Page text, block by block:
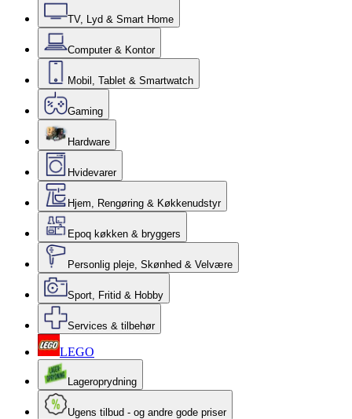
TV, Lyd & Smart Home
Computer & Kontor
Mobil, Tablet & Smartwatch
Gaming
Hardware
Hvidevarer
Hjem, Rengøring & Køkkenudstyr
Epoq køkken & bryggers
Personlig pleje, Skønhed & Velvære
Sport, Fritid & Hobby
Services & tilbehør
LEGO
Lageroprydning
Ugens tilbud - og andre gode priser